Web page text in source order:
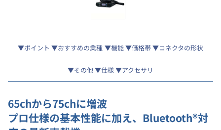
ポイント おすすめの業種 機能 価格帯 コネクタの形状
その他 仕様 アクセサリ
65chから75chに増波
プロ仕様の基本性能に加え、Bluetooth®対